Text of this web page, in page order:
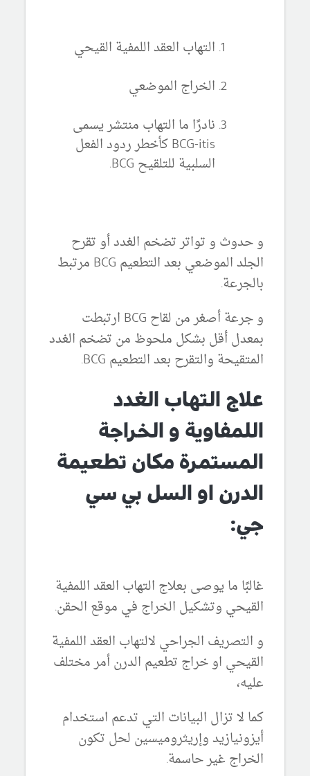
التهاب العقد اللمفية القيحي
الخراج الموضعي
نادرًا ما التهاب منتشر يسمى
BCG-itis كأخطر ردود الفعل
السلبية للتلقيح BCG.
و حدوث و تواتر تضخم الغدد أو تقرح
الجلد الموضعي بعد التطعيم BCG مرتبط
بالجرعة.
و جرعة أصغر من لقاح BCG ارتبطت
بمعدل أقل بشكل ملحوظ من تضخم الغدد
المتقيحة والتقرح بعد التطعيم BCG.
علاج التهاب الغدد
اللمفاوية و الخراجة
المستمرة مكان تطعيمة
الدرن او السل بي سي
جي:
غالبًا ما يوصى بعلاج التهاب العقد اللمفية
القيحي وتشكيل الخراج في موقع الحقن.
و التصريف الجراحي لالتهاب العقد اللمفية
القيحي او خراج تطعيم الدرن أمر مختلف
عليه،
كما لا تزال البيانات التي تدعم استخدام
أيزونيازيد وإريثروميسين لحل تكون
الخراج غير حاسمة.